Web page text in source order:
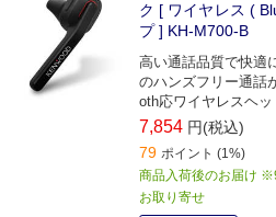
ク [ ワイヤレス (
プ ] KH-M700-B
高い通話品質で快適
のハンズフリー通話
oth応ワイヤレスヘ
7,854 円(税込)
79 ポイント (1%)
商品入荷後のお届け
お取り寄せ